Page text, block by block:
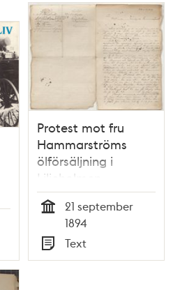
Protest mot fru
Hammarströms
ölförsäljning i
Liljeholmen
21 september
1894
Typ
Text